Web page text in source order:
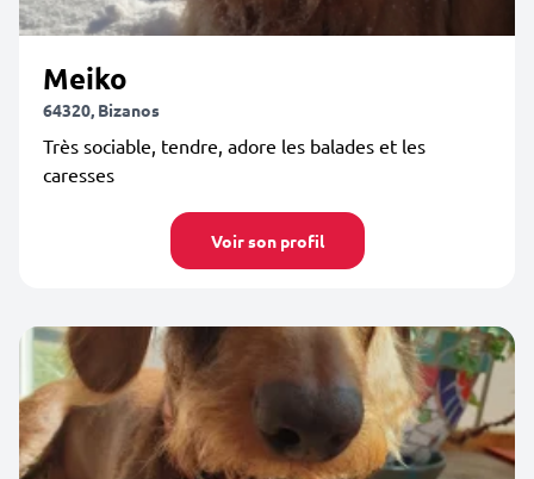
Meiko
64320, Bizanos
Très sociable, tendre, adore les balades et les
caresses
Voir son profil